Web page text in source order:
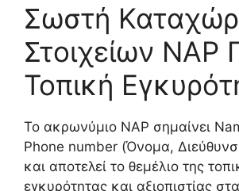
Σωστή
Στοιχείων NAP
Τοπική
Το ακρωνύμιο NAP σημαίνει
Phone number (Όνομα,
και αποτελεί το θεμέλιο της
εγκυρότητας και αξιοπιστίας